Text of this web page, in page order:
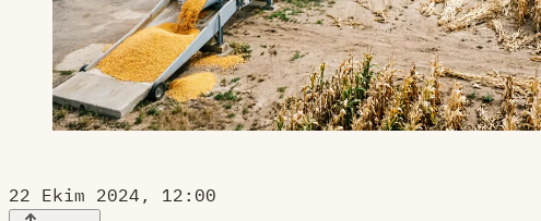
22 Ekim 2024, 12:00